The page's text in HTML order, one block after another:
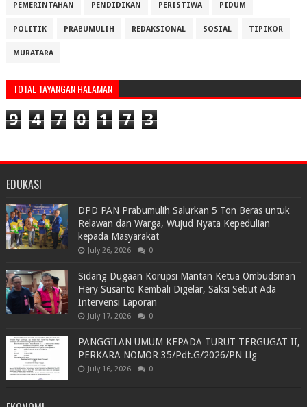
PEMERINTAHAN PENDIDIKAN PERISTIWA PIDUM
POLITIK PRABUMULIH REDAKSIONAL SOSIAL TIPIKOR
MURATARA
TOTAL TAYANGAN HALAMAN
9 4 7 0 1 7 3
EDUKASI
DPD PAN Prabumulih Salurkan 5 Ton Beras untuk
Relawan dan Warga, Wujud Nyata Kepedulian
kepada Masyarakat
July 26, 2026 0
Sidang Dugaan Korupsi Mantan Ketua Ombudsman
Hery Susanto Kembali Digelar, Saksi Sebut Ada
Intervensi Laporan
July 17, 2026 0
PANGGILAN UMUM KEPADA TURUT TERGUGAT II,
PERKARA NOMOR 35/Pdt.G/2026/PN Llg
July 16, 2026 0